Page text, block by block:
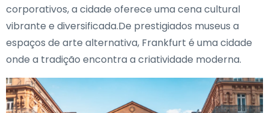
corporativos, a cidade oferece uma cena cultural
vibrante e diversificada.De prestigiados museus a
espaços de arte alternativa, Frankfurt é uma cidade
onde a tradição encontra a criatividade moderna.